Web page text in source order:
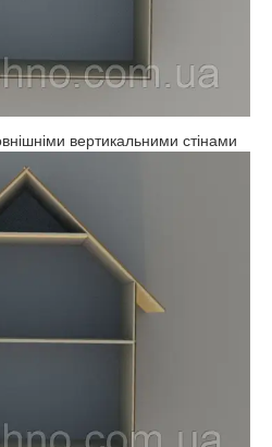
вертикальними стінами